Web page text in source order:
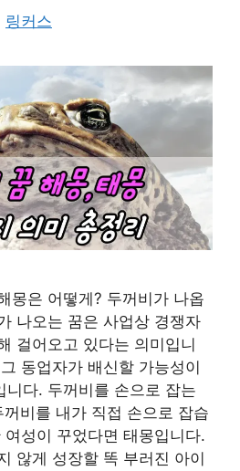
링커스
몽은 어떻게? 두꺼비가 나옵
나오는 꿈은 사업상 경쟁자
걸어오고 있다는 의미입니
동업자가 배신할 가능성이
니다. 두꺼비를 손으로 잡는
비를 내가 직접 손으로 잡습
성이 꾸었다면 태몽입니다.
않게 성장할 똑 부러진 아이